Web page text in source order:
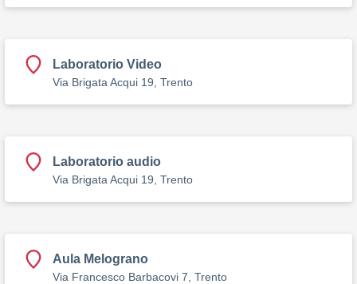
Laboratorio Video
Via Brigata Acqui 19, Trento
Laboratorio audio
Via Brigata Acqui 19, Trento
Aula Melograno
Via Francesco Barbacovi 7, Trento